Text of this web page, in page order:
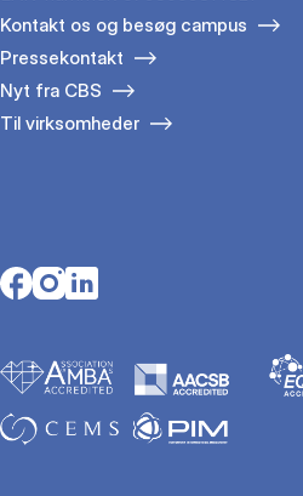
Kontakt os og besøg campus
Pressekontakt
Nyt fra CBS
Til virksomheder
Opens in a new tab
Opens in a new tab
Opens in a new tab